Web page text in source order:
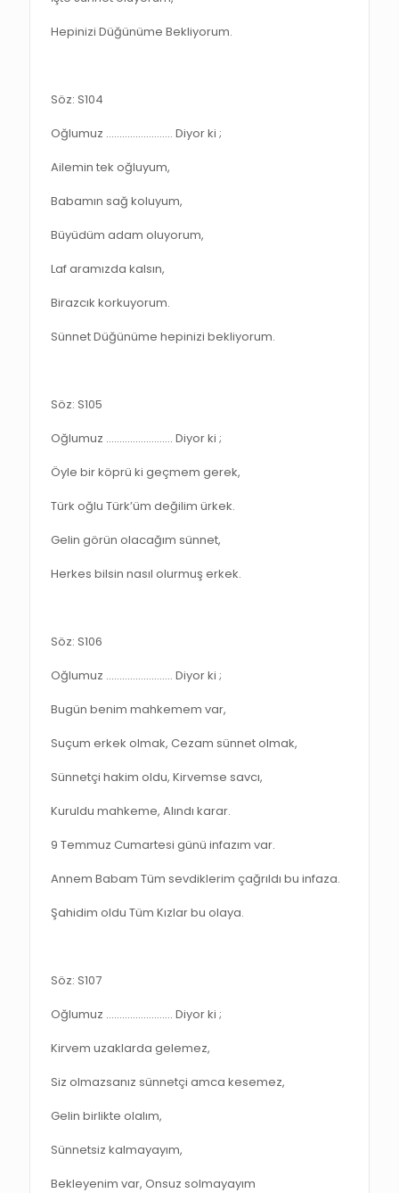
Hepinizi Düğünüme Bekliyorum.
Söz: S104
Oğlumuz ……………………. Diyor ki ;
Ailemin tek oğluyum,
Babamın sağ koluyum,
Büyüdüm adam oluyorum,
Laf aramızda kalsın,
Birazcık korkuyorum.
Sünnet Düğünüme hepinizi bekliyorum.
Söz: S105
Oğlumuz ……………………. Diyor ki ;
Öyle bir köprü ki geçmem gerek,
Türk oğlu Türk’üm değilim ürkek.
Gelin görün olacağım sünnet,
Herkes bilsin nasıl olurmuş erkek.
Söz: S106
Oğlumuz ……………………. Diyor ki ;
Bugün benim mahkemem var,
Suçum erkek olmak, Cezam sünnet olmak,
Sünnetçi hakim oldu, Kirvemse savcı,
Kuruldu mahkeme, Alındı karar.
9 Temmuz Cumartesi günü infazım var.
Annem Babam Tüm sevdiklerim çağrıldı bu infaza.
Şahidim oldu Tüm Kızlar bu olaya.
Söz: S107
Oğlumuz ……………………. Diyor ki ;
Kirvem uzaklarda gelemez,
Siz olmazsanız sünnetçi amca kesemez,
Gelin birlikte olalım,
Sünnetsiz kalmayayım,
Bekleyenim var, Onsuz solmayayım